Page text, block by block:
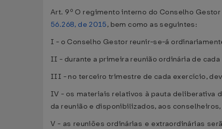
Art. 9º O regimento interno do Conselho Gestor
56.268, de 2015, bem como as seguintes:
I - o Conselho Gestor reunir-se-á
II - durante a primeira reunião ordinária de
III - no terceiro trimestre de cada exercício,
IV - os materiais relativos à pauta deliberativa
da reunião e disponibilizados, aos
V - as reuniões ordinárias e extraordinárias